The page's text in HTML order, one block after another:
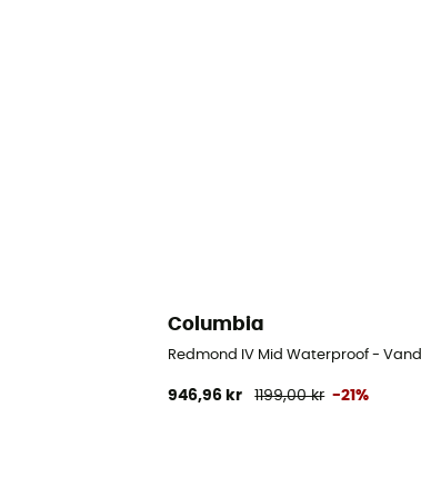
Columbia
Redmond IV Mid Waterproof -
946,96 kr 1199,00 kr -21%